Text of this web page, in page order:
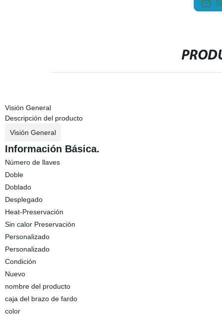
Visión General
Descripción del producto
Visión General
Información Básica.
Número de llaves
Doble
Doblado
Desplegado
Heat-Preservación
Sin calor Preservación
Personalizado
Personalizado
Condición
Nuevo
nombre del producto
caja del brazo de fardo
color